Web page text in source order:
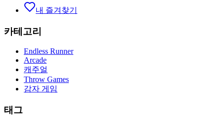
내 즐겨찾기
카테고리
Endless Runner
Arcade
캐주얼
Throw Games
감자 게임
태그